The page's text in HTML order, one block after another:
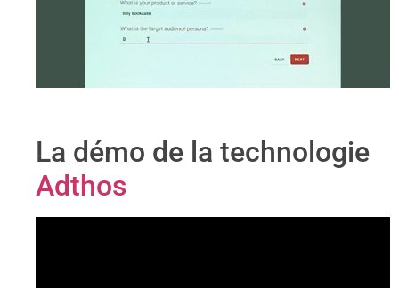
La démo de la technologie
Adthos